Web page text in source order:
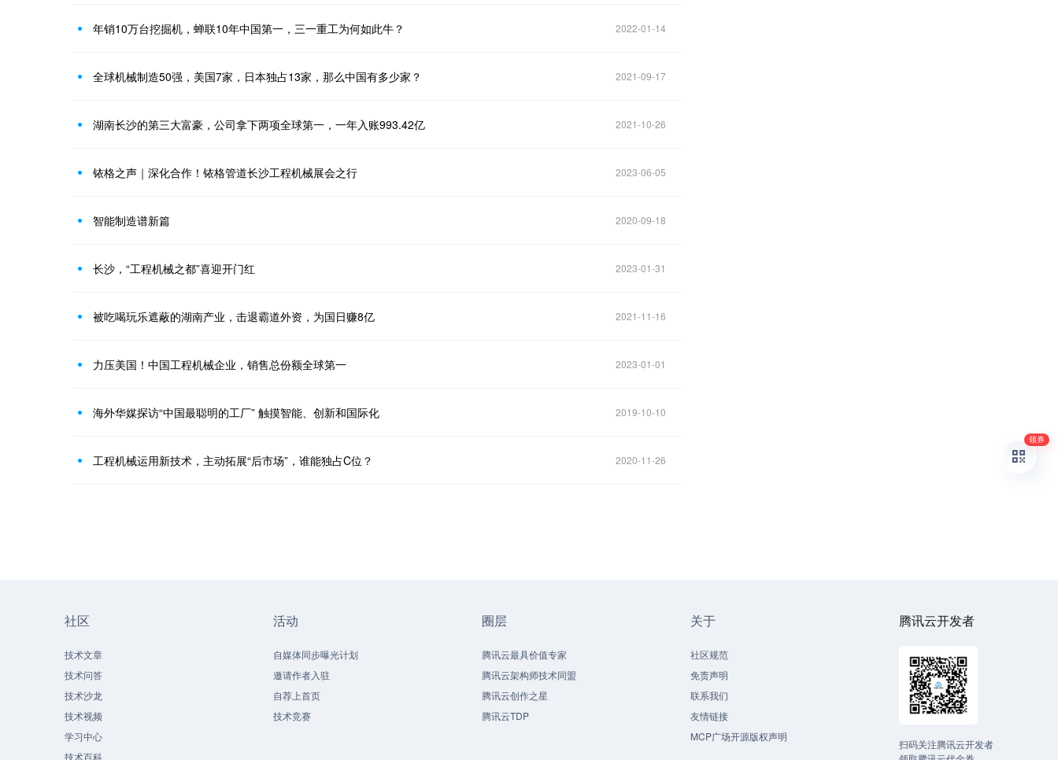
年销10万台挖掘机，蝉联10年中国第一，三一重工为何如此牛？ 2022-01-14
全球机械制造50强，美国7家，日本独占13家，那么中国有多少家？ 2021-09-17
湖南长沙的第三大富豪，公司拿下两项全球第一，一年入账993.42亿 2021-10-26
铱格之声｜深化合作！铱格管道长沙工程机械展会之行 2023-06-05
智能制造谱新篇 2020-09-18
长沙，“工程机械之都”喜迎开门红 2023-01-31
被吃喝玩乐遮蔽的湖南产业，击退霸道外资，为国日赚8亿 2021-11-16
力压美国！中国工程机械企业，销售总份额全球第一 2023-01-01
海外华媒探访“中国最聪明的工厂” 触摸智能、创新和国际化 2019-10-10
工程机械运用新技术，主动拓展“后市场”，谁能独占C位？ 2020-11-26
社区
技术文章
技术问答
技术沙龙
技术视频
学习中心
技术百科
活动
自媒体同步曝光计划
邀请作者入驻
自荐上首页
技术竞赛
圈层
腾讯云最具价值专家
腾讯云架构师技术同盟
腾讯云创作之星
腾讯云TDP
关于
社区规范
免责声明
联系我们
友情链接
MCP广场开源版权声明
腾讯云开发者
扫码关注腾讯云开发者
领券